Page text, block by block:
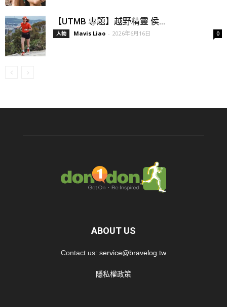
【UTMB 專題】越野精靈 侯...
人物 Mavis Liao - 2026年6月16日 0
ABOUT US
Contact us: service@bravelog.tw
隱私權政策